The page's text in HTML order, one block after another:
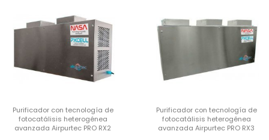
Purificador con tecnología de
fotocatálisis heterogénea
avanzada Airpurtec PRO RX2
Purificador con tecnología de
fotocatálisis heterogénea
avanzada Airpurtec PRO RX3